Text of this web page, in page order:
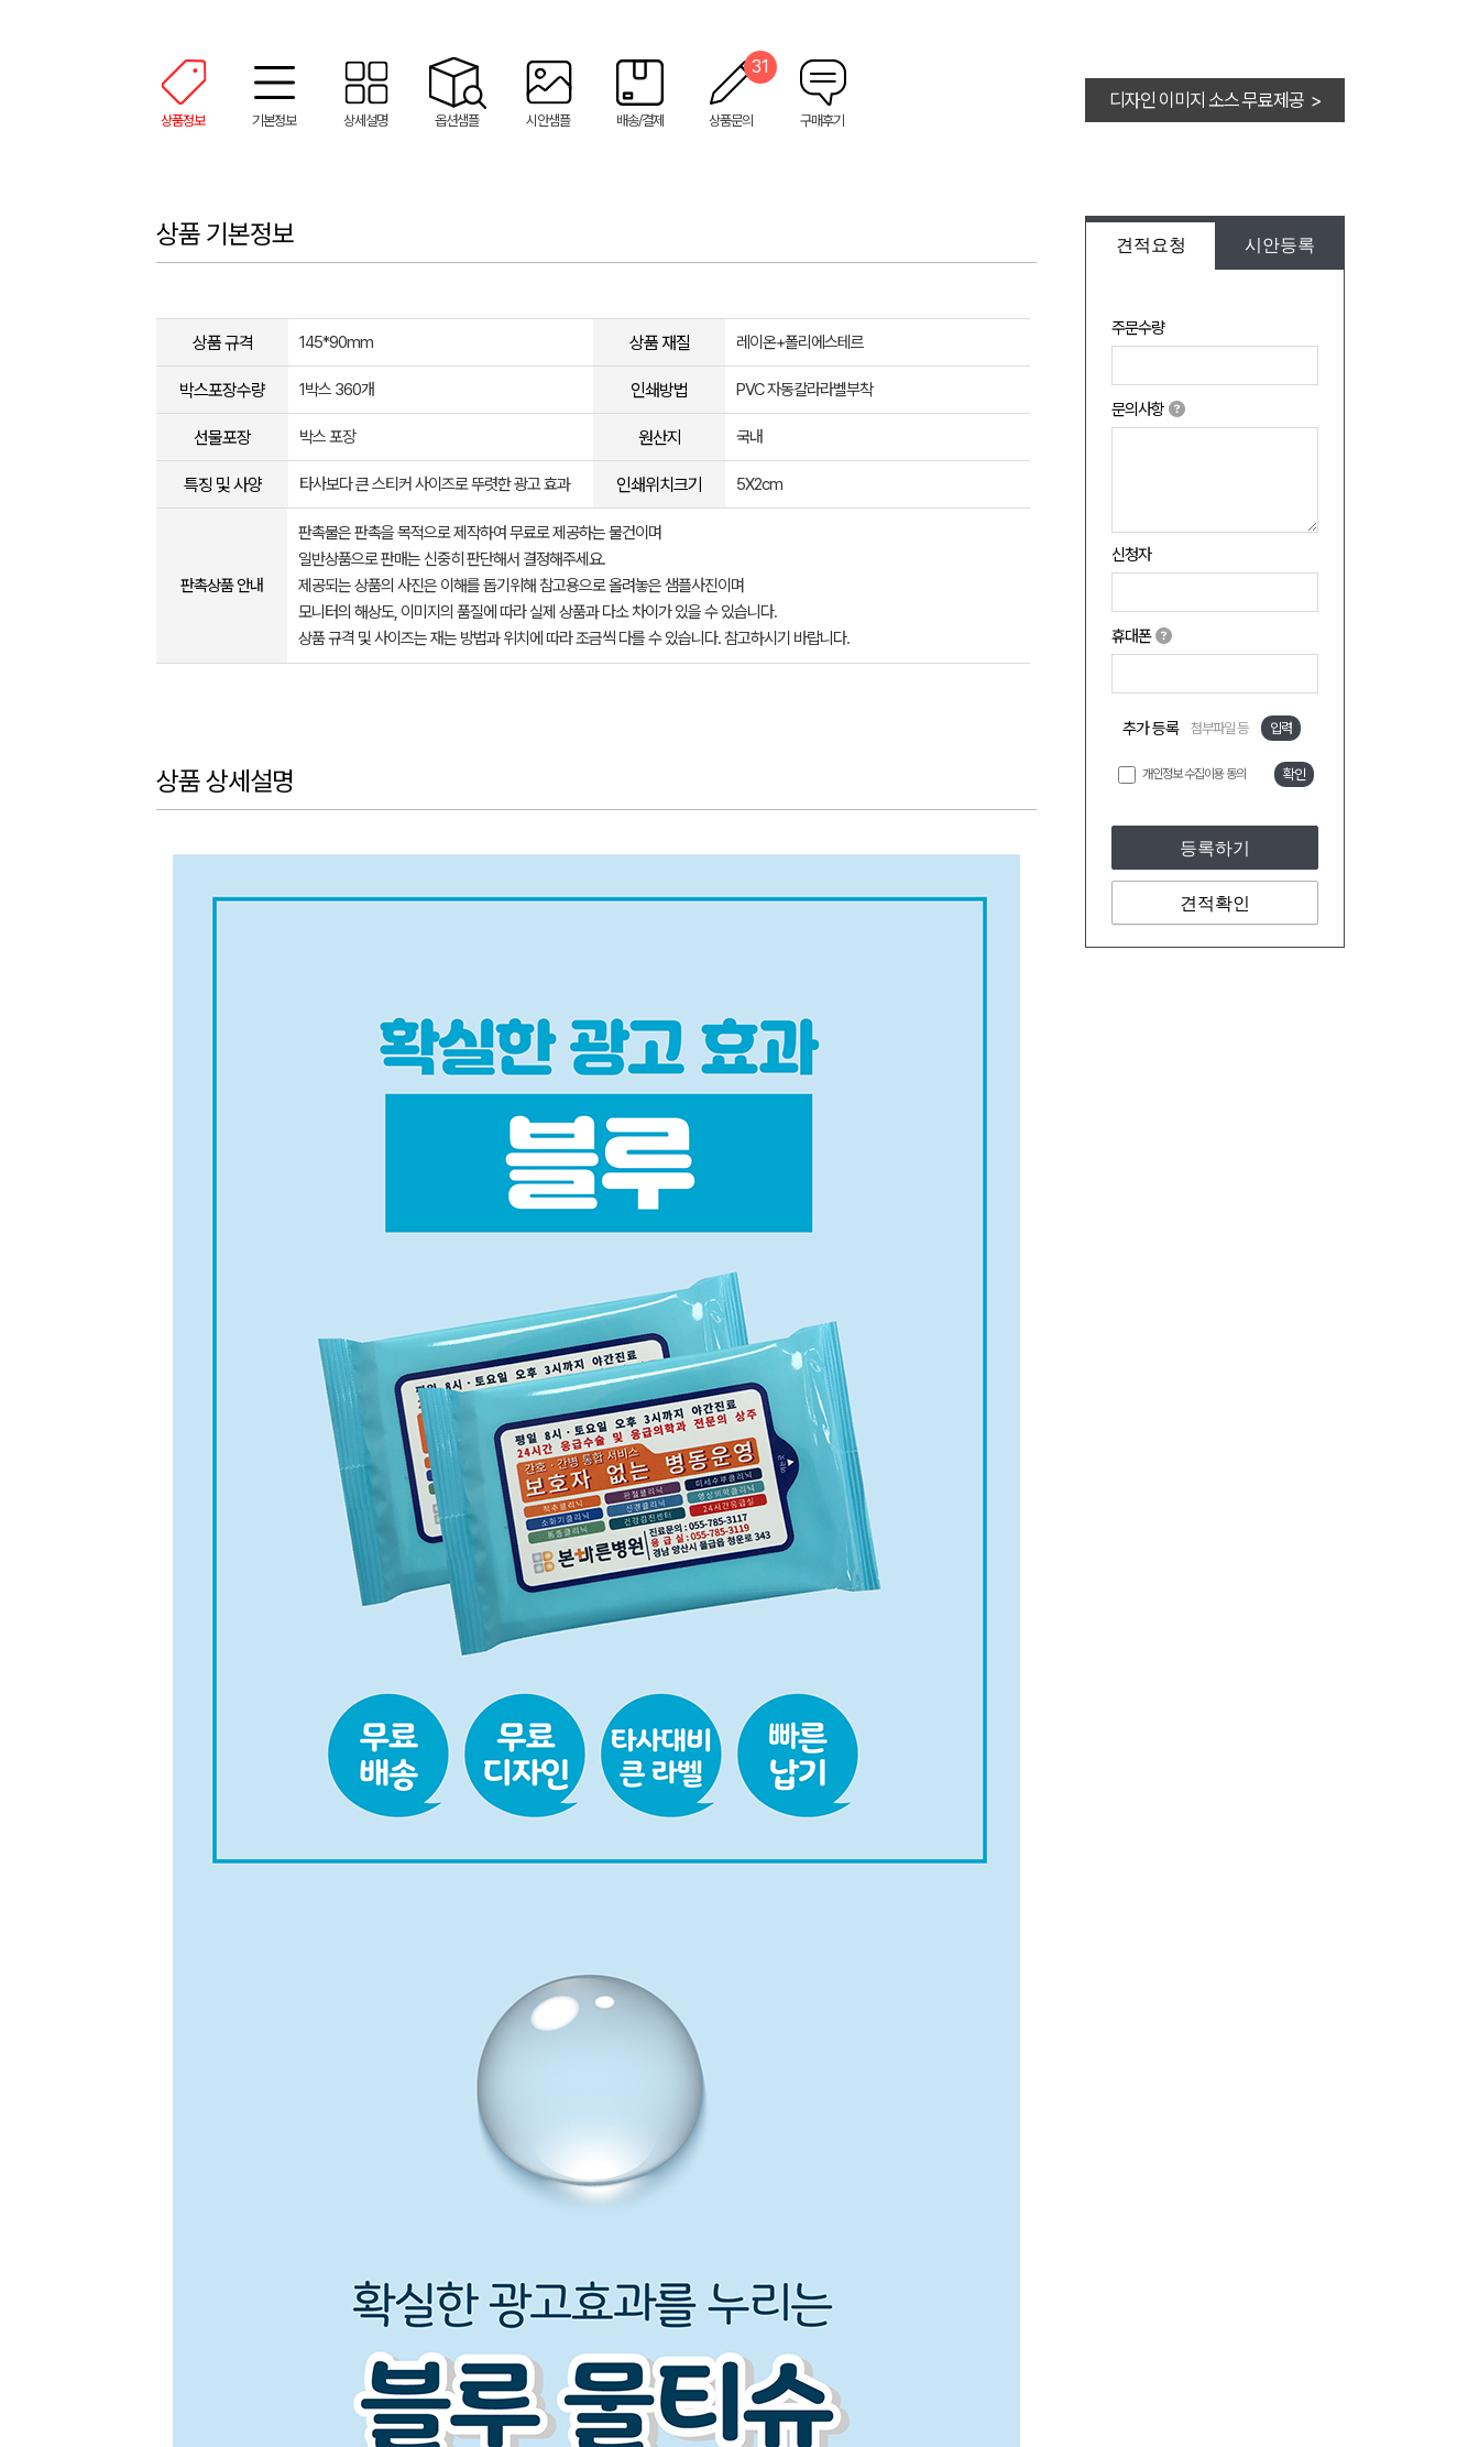
상품정보 기본정보 상세설명 옵션샘플 시안샘플 배송/결제 상품문의
31
구매후기
디자인 이미지 소스 무료제공 >
견적요청 시안등록
주문수량
문의사항
신청자
휴대폰
추가 등록 첨부파일 등 입력
개인정보 수집이용 동의 확인
등록하기
견적확인
상품 기본정보
상품 규격 145*90mm 상품 재질 레이온+폴리에스테르
박스포장수량 1박스 360개 인쇄방법 PVC 자동칼라라벨부착
선물포장 박스 포장 원산지 국내
특징 및 사양 타사보다 큰 스티커 사이즈로 뚜렷한 광고 효과 인쇄위치크기 5X2cm
판촉상품 안내
판촉물은 판촉을 목적으로 제작하여 무료로 제공하는 물건이며
일반상품으로 판매는 신중히 판단해서 결정해주세요.
제공되는 상품의 사진은 이해를 돕기위해 참고용으로 올려놓은 샘플사진이며
모니터의 해상도, 이미지의 품질에 따라 실제 상품과 다소 차이가 있을 수 있습니다.
상품 규격 및 사이즈는 재는 방법과 위치에 따라 조금씩 다를 수 있습니다. 참고하시기 바랍니다.
상품 상세설명